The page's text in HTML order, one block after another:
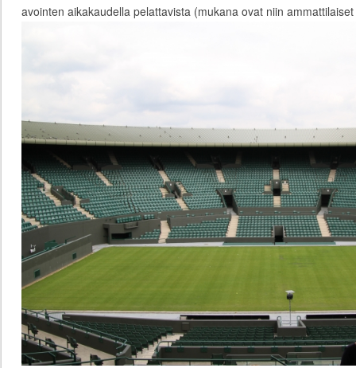
avointen aikakaudella pelattavista (mukana ovat niin